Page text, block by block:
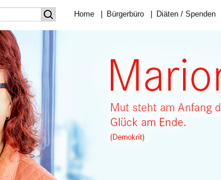
Home Bürgerbüro Diäten / Spenden